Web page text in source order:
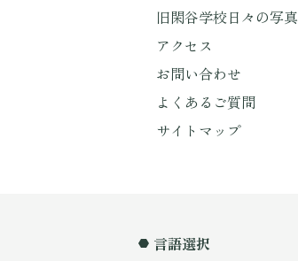
旧閑谷学校日々の写真
アクセス
お問い合わせ
よくあるご質問
サイトマップ
言語選択